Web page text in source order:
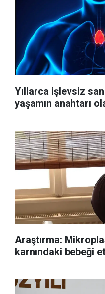
Yıllarca işlevsiz
yaşamın anahtarı
Araştırma:
karnındaki bebeği